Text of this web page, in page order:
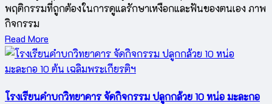
พฤติกรรมที่ถูกต้องในการดูแลรักษาเหงือกและฟันของตนเอง ภาพ
กิจกรรม
Read More
โรงเรียนคำบกวิทยาคาร จัดกิจกรรม ปลูกกล้วย 10 หน่อ มะละกอ